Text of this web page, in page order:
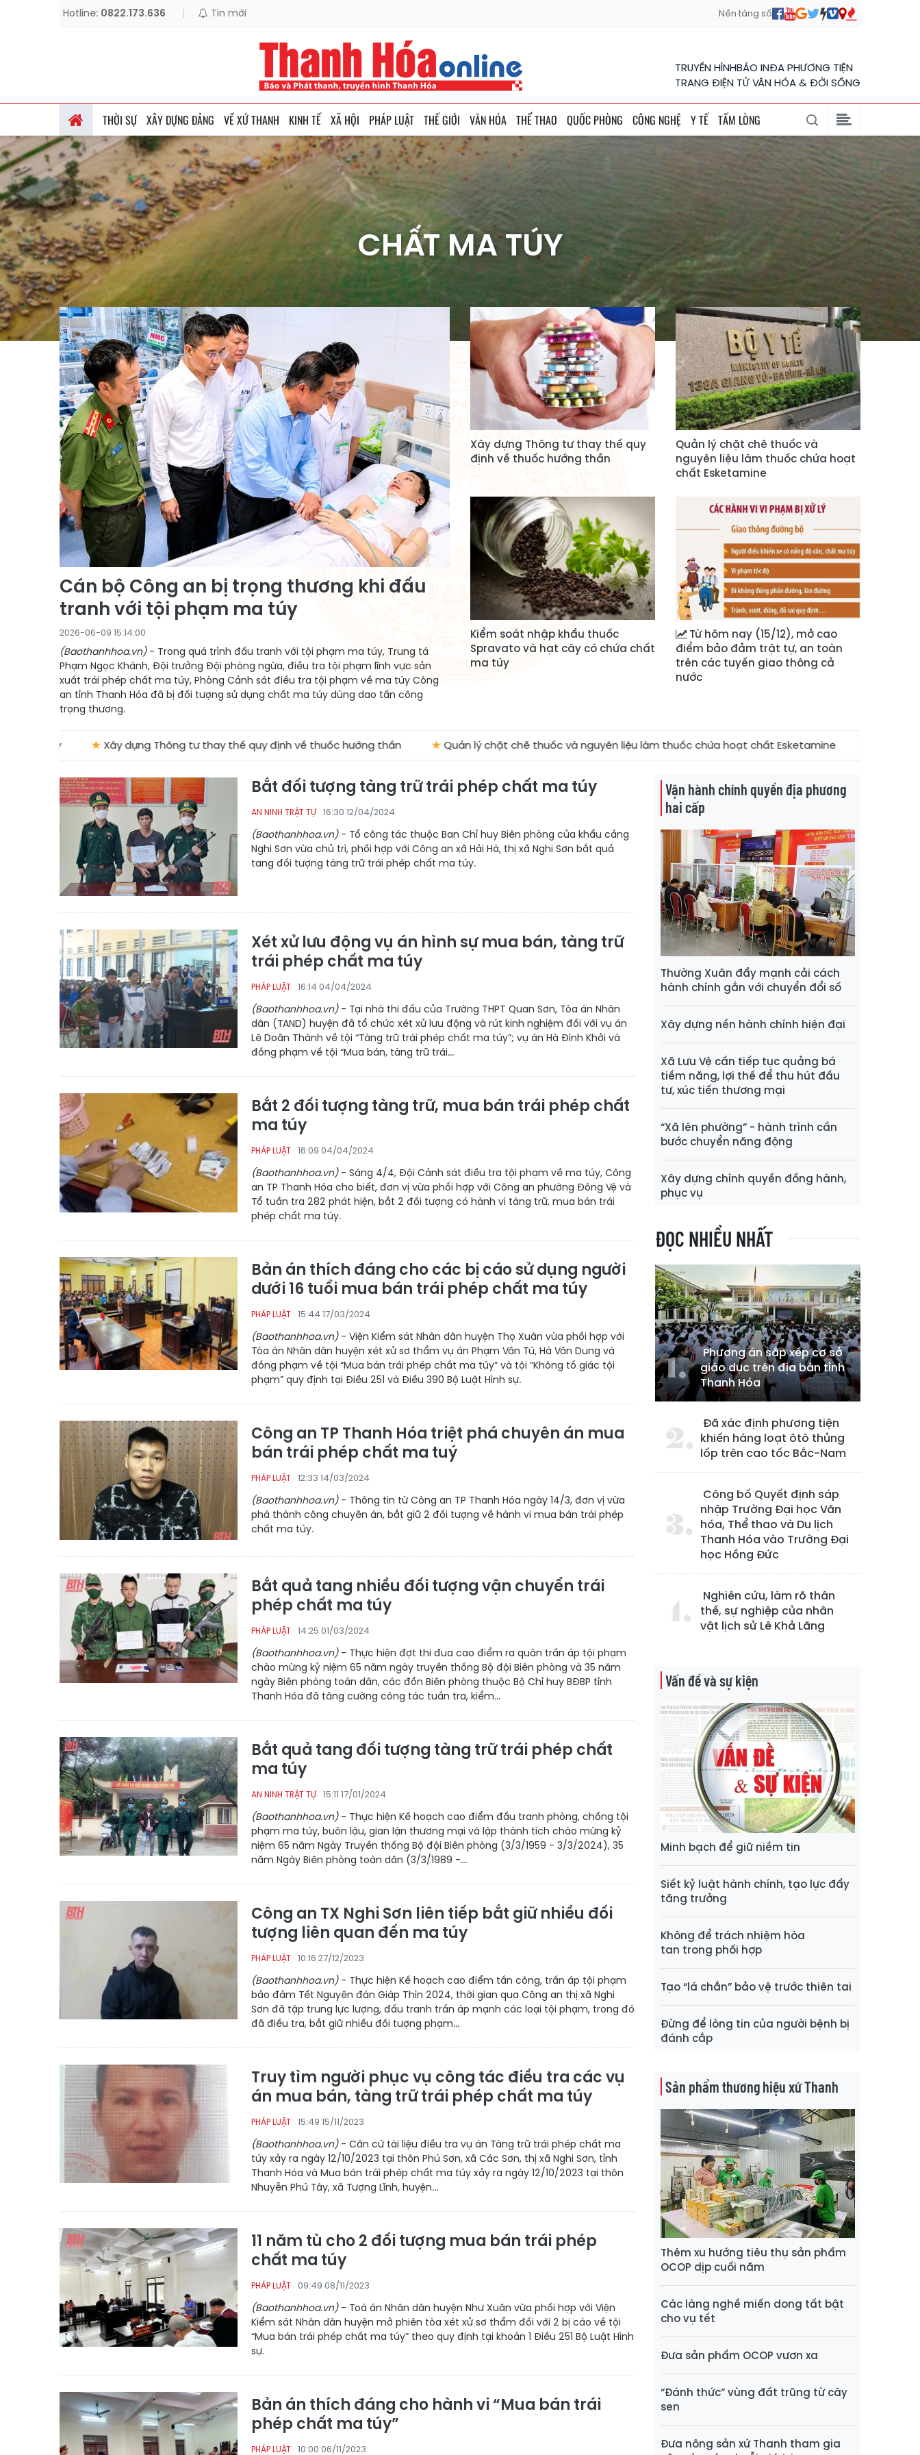
Hotline: 0822.173.636 | Tin mới Nền tảng số
TRUYỀN HÌNHBÁO INĐA PHƯƠNG TIỆN
TRANG ĐIỆN TỬ VĂN HÓA & ĐỜI SỐNG
THỜI SỰ XÂY DỰNG ĐẢNG VỀ XỨ THANH KINH TẾ XÃ HỘI PHÁP LUẬT THẾ GIỚI VĂN HÓA THỂ THAO QUỐC PHÒNG CÔNG NGHỆ Y TẾ TẤM LÒNG
CHẤT MA TÚY
Cán bộ Công an bị trọng thương khi đấu
tranh với tội phạm ma túy
2026-06-09 15:14:00
(Baothanhhoa.vn)- Trong quá trình đấu tranh với tội phạm ma túy, Trung tá
Phạm Ngọc Khánh, Đội trưởng Đội phòng ngừa, điều tra tội phạm lĩnh vực sản
xuất trái phép chất ma túy, Phòng Cảnh sát điều tra tội phạm về ma túy Công
an tỉnh Thanh Hóa đã bị đối tượng sử dụng chất ma túy dùng dao tấn công
trọng thương.
Xây dựng Thông tư thay thế quy
định về thuốc hướng thần
Quản lý chặt chẽ thuốc và
nguyên liệu làm thuốc chứa hoạt
chất Esketamine
Kiểm soát nhập khẩu thuốc
Spravato và hạt cây có chứa chất
ma túy
Từ hôm nay (15/12), mở cao
điểm bảo đảm trật tự, an toàn
trên các tuyến giao thông cả
nước
Xây dựng Thông tư thay thế quy định về thuốc hướng thần ★ Quản lý chặt chẽ thuốc và nguyên liệu làm thuốc chứa hoạt chất Esketamine ★ Kiểm soát nhập
Bắt đối tượng tàng trữ trái phép chất ma túy
AN NINH TRẬT TỰ 16:30 12/04/2024
(Baothanhhoa.vn)- Tổ công tác thuộc Ban Chỉ huy Biên phòng cửa khẩu cảng
Nghi Sơn vừa chủ trì, phối hợp với Công an xã Hải Hà, thị xã Nghi Sơn bắt quả
tang đối tượng tàng trữ trái phép chất ma túy.
Xét xử lưu động vụ án hình sự mua bán, tàng trữ
trái phép chất ma túy
PHÁP LUẬT 16:14 04/04/2024
(Baothanhhoa.vn)- Tại nhà thi đấu của Trường THPT Quan Sơn, Tòa án Nhân
dân (TAND) huyện đã tổ chức xét xử lưu động và rút kinh nghiệm đối với vụ án
Lê Doãn Thành về tội “Tàng trữ trái phép chất ma túy”; vụ án Hà Đình Khởi và
đồng phạm về tội “Mua bán, tàng trữ trái...
Bắt 2 đối tượng tàng trữ, mua bán trái phép chất
ma túy
PHÁP LUẬT 16:09 04/04/2024
(Baothanhhoa.vn)- Sáng 4/4, Ðội Cảnh sát điều tra tội phạm về ma túy, Công
an TP Thanh Hóa cho biết, đơn vị vừa phối hợp với Công an phường Đông Vệ và
Tổ tuần tra 282 phát hiện, bắt 2 đối tượng có hành vi tàng trữ, mua bán trái
phép chất ma túy.
Bản án thích đáng cho các bị cáo sử dụng người
dưới 16 tuổi mua bán trái phép chất ma túy
PHÁP LUẬT 15:44 17/03/2024
(Baothanhhoa.vn)- Viện Kiểm sát Nhân dân huyện Thọ Xuân vừa phối hợp với
Tòa án Nhân dân huyện xét xử sơ thẩm vụ án Phạm Văn Tú, Hà Văn Dung và
đồng phạm về tội “Mua bán trái phép chất ma túy” và tội “Không tố giác tội
phạm” quy định tại Điều 251 và Điều 390 Bộ Luật Hình sự.
Công an TP Thanh Hóa triệt phá chuyên án mua
bán trái phép chất ma tuý
PHÁP LUẬT 12:33 14/03/2024
(Baothanhhoa.vn)- Thông tin từ Công an TP Thanh Hóa ngày 14/3, đơn vị vừa
phá thành công chuyên án, bắt giữ 2 đối tượng về hành vi mua bán trái phép
chất ma túy.
Bắt quả tang nhiều đối tượng vận chuyển trái
phép chất ma túy
PHÁP LUẬT 14:25 01/03/2024
(Baothanhhoa.vn)- Thực hiện đợt thi đua cao điểm ra quân trấn áp tội phạm
chào mừng kỷ niệm 65 năm ngày truyền thống Bộ đội Biên phòng và 35 năm
ngày Biên phòng toàn dân, các đồn Biên phòng thuộc Bộ Chỉ huy BĐBP tỉnh
Thanh Hóa đã tăng cường công tác tuần tra, kiểm...
Bắt quả tang đối tượng tàng trữ trái phép chất
ma túy
AN NINH TRẬT TỰ 15:11 17/01/2024
(Baothanhhoa.vn)- Thực hiện Kế hoạch cao điểm đấu tranh phòng, chống tội
phạm ma túy, buôn lậu, gian lận thương mại và lập thành tích chào mừng kỷ
niệm 65 năm Ngày Truyền thống Bộ đội Biên phòng (3/3/1959 - 3/3/2024), 35
năm Ngày Biên phòng toàn dân (3/3/1989 -...
Công an TX Nghi Sơn liên tiếp bắt giữ nhiều đối
tượng liên quan đến ma túy
PHÁP LUẬT 10:16 27/12/2023
(Baothanhhoa.vn)- Thực hiện Kế hoạch cao điểm tấn công, trấn áp tội phạm
bảo đảm Tết Nguyên đán Giáp Thìn 2024, thời gian qua Công an thị xã Nghi
Sơn đã tập trung lực lượng, đấu tranh trấn áp mạnh các loại tội phạm, trong đó
đã điều tra, bắt giữ nhiều đối tượng phạm...
Truy tìm người phục vụ công tác điều tra các vụ
án mua bán, tàng trữ trái phép chất ma túy
PHÁP LUẬT 15:49 15/11/2023
(Baothanhhoa.vn)- Căn cứ tài liệu điều tra vụ án Tàng trữ trái phép chất ma
túy xảy ra ngày 12/10/2023 tại thôn Phú Sơn, xã Các Sơn, thị xã Nghi Sơn, tỉnh
Thanh Hóa và Mua bán trái phép chất ma túy xảy ra ngày 12/10/2023 tại thôn
Nhuyễn Phú Tây, xã Tượng Lĩnh, huyện...
11 năm tù cho 2 đối tượng mua bán trái phép
chất ma túy
PHÁP LUẬT 09:49 08/11/2023
(Baothanhhoa.vn)- Toà án Nhân dân huyện Như Xuân vừa phối hợp với Viện
Kiểm sát Nhân dân huyện mở phiên tòa xét xử sơ thẩm đối với 2 bị cáo về tội
“Mua bán trái phép chất ma túy” theo quy định tại khoản 1 Điều 251 Bộ Luật Hình
sự.
Bản án thích đáng cho hành vi “Mua bán trái
phép chất ma túy”
PHÁP LUẬT 10:00 06/11/2023
Vận hành chính quyền địa phương
hai cấp
Thường Xuân đẩy mạnh cải cách
hành chính gắn với chuyển đổi số
Xây dựng nền hành chính hiện đại
Xã Lưu Vệ cần tiếp tục quảng bá
tiềm năng, lợi thế để thu hút đầu
tư, xúc tiến thương mại
“Xã lên phường” - hành trình cần
bước chuyển năng động
Xây dựng chính quyền đồng hành,
phục vụ
ĐỌC NHIỀU NHẤT
Phương án sắp xếp cơ sở
giáo dục trên địa bàn tỉnh
Thanh Hóa
Đã xác định phương tiện
khiến hàng loạt ôtô thủng
lốp trên cao tốc Bắc-Nam
Công bố Quyết định sáp
nhập Trường Đại học Văn
hóa, Thể thao và Du lịch
Thanh Hóa vào Trường Đại
học Hồng Đức
Nghiên cứu, làm rõ thân
thế, sự nghiệp của nhân
vật lịch sử Lê Khả Lãng
Vấn đề và sự kiện
Minh bạch để giữ niềm tin
Siết kỷ luật hành chính, tạo lực đẩy
tăng trưởng
Không để trách nhiệm hòa
tan trong phối hợp
Tạo “lá chắn” bảo vệ trước thiên tai
Đừng để lòng tin của người bệnh bị
đánh cắp
Sản phẩm thương hiệu xứ Thanh
Thêm xu hướng tiêu thụ sản phẩm
OCOP dịp cuối năm
Các làng nghề miến dong tất bật
cho vụ tết
Đưa sản phẩm OCOP vươn xa
“Đánh thức” vùng đất trũng từ cây
sen
Đưa nông sản xứ Thanh tham gia